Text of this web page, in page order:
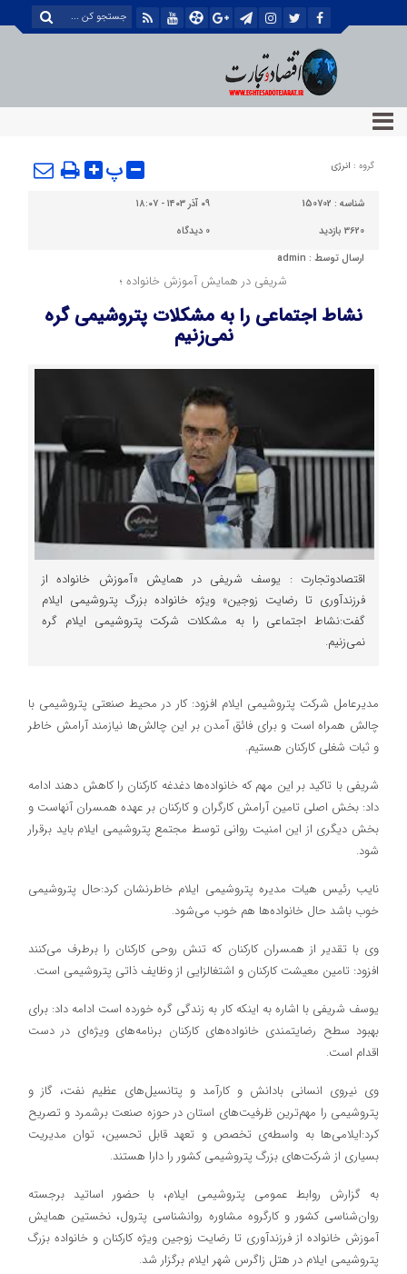
گروه : انرژی پ
شناسه : 150702
۰۹ آذر ۱۴۰۳ - ۱۸:۰۷
3620 بازدید
0 دیدگاه
ارسال توسط : admin
شریفی در همایش آموزش خانواده ؛
نشاط اجتماعی را به مشکلات پتروشیمی گره
نمی‌زنیم
اقتصادوتجارت : یوسف شریفی در همایش «آموزش خانواده از
فرزندآوری تا رضایت زوجین» ویژه خانواده بزرگ پتروشیمی ایلام
گفت:نشاط اجتماعی را به مشکلات شرکت پتروشیمی ایلام گره
نمی‌زنیم.
مدیرعامل شرکت پتروشیمی ایلام افزود: کار در محیط صنعتی پتروشیمی با
چالش همراه است و برای فائق آمدن بر این چالش‌ها نیازمند آرامش خاطر
و ثبات شغلی کارکنان هستیم.
شریفی با تاکید بر این مهم که خانواده‌ها دغدغه کارکنان را کاهش دهند ادامه
داد: بخش اصلی تامین آرامش کارگران و کارکنان بر‌ عهده همسران آنهاست و
بخش دیگری از این امنیت روانی توسط مجتمع پتروشیمی ایلام باید برقرار
شود.
نایب رئیس هیات مدیره پتروشیمی ایلام خاطرنشان کرد:حال پتروشیمی
خوب باشد حال خانواده‌ها هم خوب می‌شود.
وی با تقدیر از همسران کارکنان که تنش روحی کارکنان را برطرف می‌کنند
افزود: تامین معیشت کارکنان و اشتغالزایی از وظایف ذاتی پتروشیمی است.
یوسف شریفی با اشاره به اینکه کار به زندگی گره خورده است‌ ادامه داد: برای
بهبود سطح رضایتمندی خانواده‌های کارکنان برنامه‌های ویژه‌ای در دست
اقدام است.
وی نیروی انسانی بادانش و کارآمد ‌و پتانسیل‌های عظیم نفت، گاز و
پتروشیمی را مهم‌ترین ظرفیت‌های استان در حوزه صنعت برشمرد و تصریح
کرد:ایلامی‌ها به واسطه‌ی تخصص و تعهد قابل تحسین، توان مدیریت
بسیاری از شرکت‌های بزرگ پتروشیمی کشور را دارا هستند.
به گزارش روابط عمومی پتروشیمی ایلام، با حضور اساتید برجسته
روان‌شناسی کشور و کارگروه مشاوره روانشناسی پترول، نخستین همایش
آموزش خانواده از فرزندآوری تا رضایت زوجین ویژه کارکنان و خانواده بزرگ
پتروشیمی ایلام در هتل زاگرس شهر ایلام برگزار شد.